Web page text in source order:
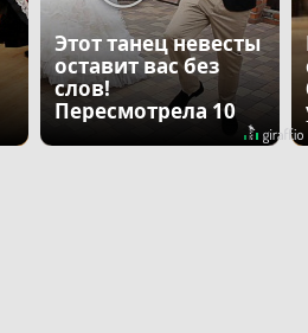
Этот танец невесты
оставит вас без
слов!
Пересмотрела 10